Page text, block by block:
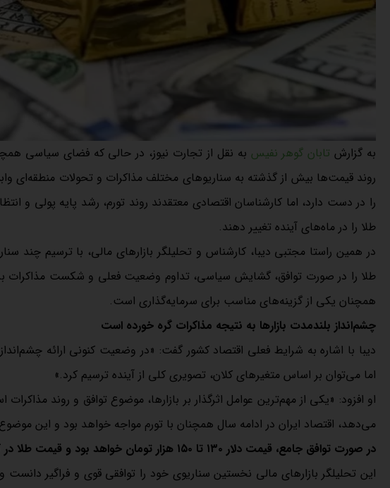
به گزارش تابان گوهر نفیس به نقل از تجارت نیوز، در حالی که فضای سیاسی
روند قیمت‌ها بیش از گذشته به سناریوهای مختلف مذاکرات و تحولات منطقه‌ای
را در دست دارد، اما کارشناسان اقتصادی معتقدند روند تورم، رشد پایه پولی و
طلا را در ماه‌های آینده تغییر دهند.
در همین راستا مجتبی دیبا، کارشناس و تحلیلگر بازارهای مالی، با ترسیم چند
طلا را در صورت توافق، گشایش سیاسی، تداوم وضعیت فعلی و شکست مذاکرات
همچنان یکی از گزینه‌های مناسب برای سرمایه‌گذاری است.
چشم‌انداز بلندمدت بازارها به نتیجه مذاکرات گره خورده است
دیبا با اشاره به شرایط فعلی اقتصاد کشور گفت: «در وضعیت کنونی ارائه
اما می‌توان بر اساس متغیرهای کلان، تصویری کلی از آینده ترسیم کرد.»
او افزود: «یکی از مهم‌ترین عوامل اثرگذار بر بازارها، موضوع توافق و روند
می‌دهد، اقتصاد ایران در ادامه سال همچنان با تورم مواجه خواهد بود و این
در صورت توافق جامع، قیمت دلار ۱۳۰ تا ۱۵۰ هزار تومان خواهد بود و قیمت طلا در کانال ۱۴ تا ۱۶ میلیون تومانی نوسان می‌کند
این تحلیلگر بازارهای مالی نخستین سناریوی خود را توافقی قوی و فراگیر